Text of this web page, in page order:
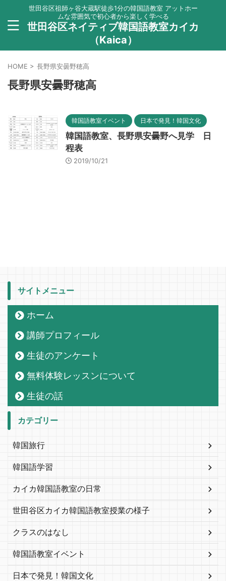
世田谷区祖師ヶ谷大蔵駅徒歩1分の韓国語教室 アットホー
ムな雰囲気で初心者から楽しく学べる
世田谷区ネイティブ韓国語教室カイカ
（Kaica）
HOME > 長野県安曇野穂高
長野県安曇野穂高
韓国語教室イベント 日本で発見！韓国文化
韓国語教室、長野県安曇野へ見学 日
程表
2019/10/21
サイトメニュー
ホーム
講師プロフィール
生徒のアンケート
無料体験レッスンについて
生徒の話
カテゴリー
韓国旅行
韓国語学習
カイカ韓国語教室の日常
世田谷区カイカ韓国語教室授業の様子
クラスのはなし
韓国語教室イベント
日本で発見！韓国文化